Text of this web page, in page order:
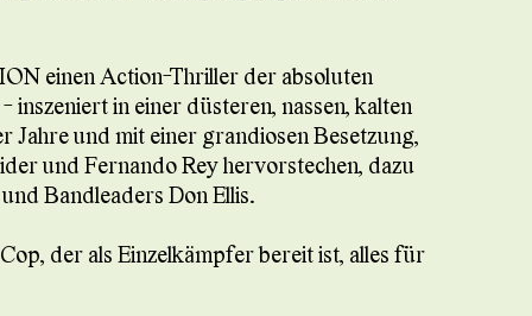
einen Action-Thriller der absoluten
inszeniert in einer düsteren, nassen, kalten
und mit einer grandiosen Besetzung,
und Fernando Rey hervorstechen, dazu
Bandleaders Don Ellis.
der als Einzelkämpfer bereit ist, alles für